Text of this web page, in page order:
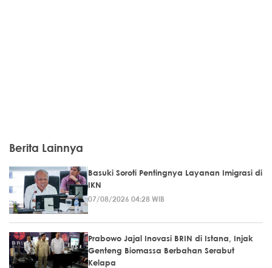
Berita Lainnya
Basuki Soroti Pentingnya Layanan Imigrasi di
IKN
07/08/2026 04:28 WIB
Prabowo Jajal Inovasi BRIN di Istana, Injak
Genteng Biomassa Berbahan Serabut
Kelapa